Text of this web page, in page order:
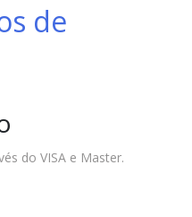
de
do VISA e Master.